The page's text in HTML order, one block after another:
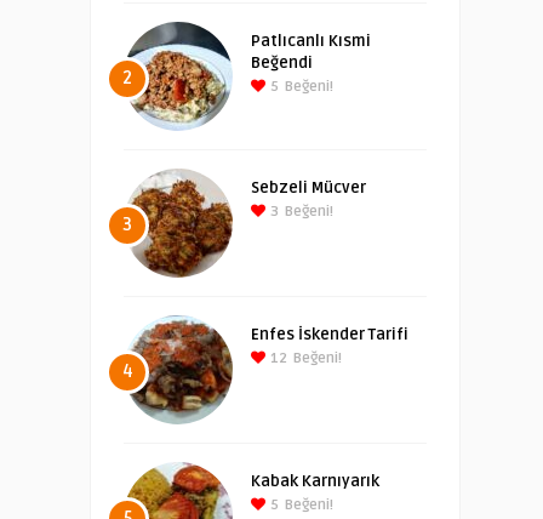
2
Patlıcanlı Kısmi
Beğendi
5 Beğeni!
3
Sebzeli Mücver
3 Beğeni!
4
Enfes İskender Tarifi
12 Beğeni!
Kabak Karnıyarık
5 Beğeni!